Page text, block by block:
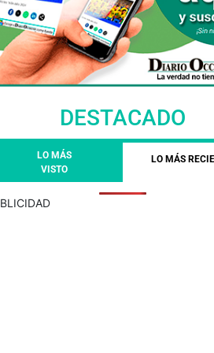
DESTACADO
LO MÁS
VISTO
LO MÁS